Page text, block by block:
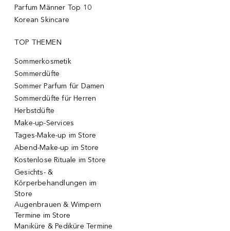
Parfum Männer Top 10
Korean Skincare
TOP THEMEN
Sommerkosmetik
Sommerdüfte
Sommer Parfum für Damen
Sommerdüfte für Herren
Herbstdüfte
Make-up-Services
Tages-Make-up im Store
Abend-Make-up im Store
Kostenlose Rituale im Store
Gesichts- &
Körperbehandlungen im
Store
Augenbrauen & Wimpern
Termine im Store
Maniküre & Pediküre Termine